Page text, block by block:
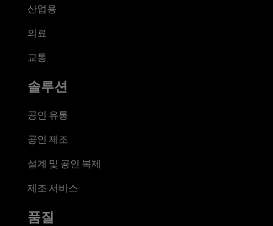
산업용
의료
교통
솔루션
공인 유통
공인 제조
설계 및 공인 복제
제조 서비스
품질